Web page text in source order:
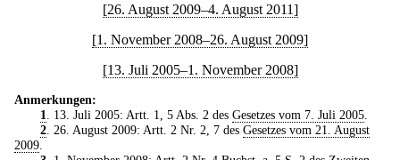
[26. August 2009–4. August 2011]
[1. November 2008–26. August 2009]
[13. Juli 2005–1. November 2008]
Anmerkungen:
1
. 13. Juli 2005: Artt. 1, 5 Abs. 2 des Gesetzes vom 7. Juli 2005.
2. 26. August 2009: Artt. 2 Nr. 2, 7 des Gesetzes vom 21. August
2009